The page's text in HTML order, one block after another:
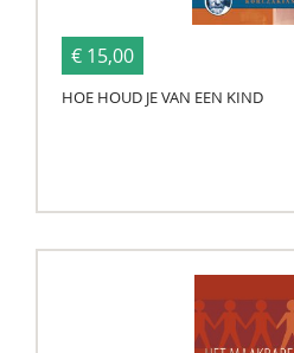
€ 15,00
HOE HOUD JE VAN EEN KIND